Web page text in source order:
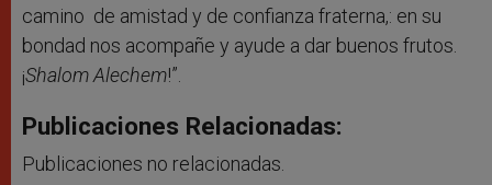
camino de amistad y de confianza fraterna,: en su
bondad nos acompañe y ayude a dar buenos frutos.
¡Shalom Alechem!”.
Publicaciones Relacionadas:
Publicaciones no relacionadas.